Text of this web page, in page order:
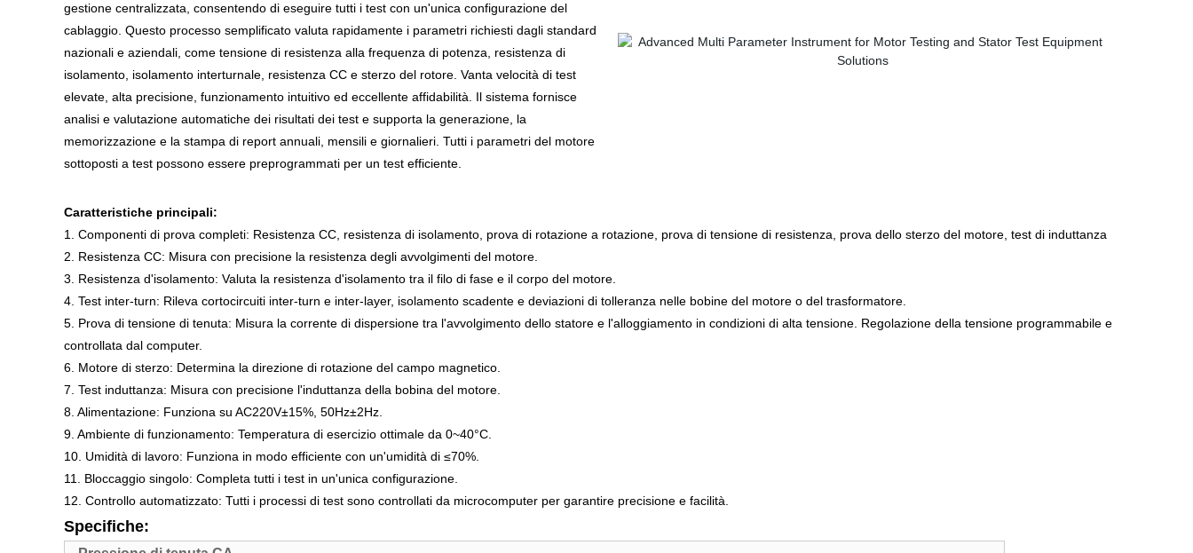
gestione centralizzata, consentendo di eseguire tutti i test con un'unica configurazione del
cablaggio. Questo processo semplificato valuta rapidamente i parametri richiesti dagli standard
nazionali e aziendali, come tensione di resistenza alla frequenza di potenza, resistenza di
isolamento, isolamento interturnale, resistenza CC e sterzo del rotore. Vanta velocità di test
elevate, alta precisione, funzionamento intuitivo ed eccellente affidabilità. Il sistema fornisce
analisi e valutazione automatiche dei risultati dei test e supporta la generazione, la
memorizzazione e la stampa di report annuali, mensili e giornalieri. Tutti i parametri del motore
sottoposti a test possono essere preprogrammati per un test efficiente.
Caratteristiche principali:
1. Componenti di prova completi: Resistenza CC, resistenza di isolamento, prova di rotazione a rotazione, prova di tensione di resistenza, prova dello sterzo del motore, test di induttanza
2. Resistenza CC: Misura con precisione la resistenza degli avvolgimenti del motore.
3. Resistenza d'isolamento: Valuta la resistenza d'isolamento tra il filo di fase e il corpo del motore.
4. Test inter-turn: Rileva cortocircuiti inter-turn e inter-layer, isolamento scadente e deviazioni di tolleranza nelle bobine del motore o del trasformatore.
5. Prova di tensione di tenuta: Misura la corrente di dispersione tra l'avvolgimento dello statore e l'alloggiamento in condizioni di alta tensione. Regolazione della tensione programmabile e
controllata dal computer.
6. Motore di sterzo: Determina la direzione di rotazione del campo magnetico.
7. Test induttanza: Misura con precisione l'induttanza della bobina del motore.
8. Alimentazione: Funziona su AC220V±15%, 50Hz±2Hz.
9. Ambiente di funzionamento: Temperatura di esercizio ottimale da 0~40°C.
10. Umidità di lavoro: Funziona in modo efficiente con un'umidità di ≤70%.
11. Bloccaggio singolo: Completa tutti i test in un'unica configurazione.
12. Controllo automatizzato: Tutti i processi di test sono controllati da microcomputer per garantire precisione e facilità.
Specifiche: